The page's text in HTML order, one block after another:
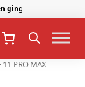
gingen je voor.
11-PRO MAX